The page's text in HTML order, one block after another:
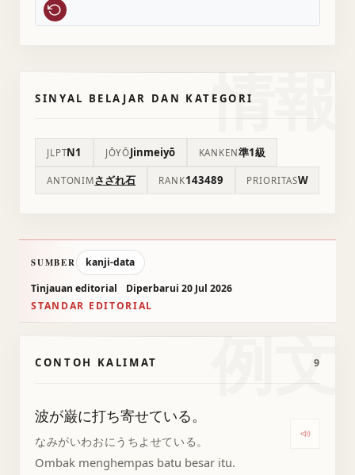
情報
SINYAL BELAJAR DAN KATEGORI
JLPTN1 JŌYŌJinmeiyō KANKEN準1級
ANTONIMさざれ石 RANK143489 PRIORITASW
SUMBER
kanji-data
Tinjauan editorial
Diperbarui 20 Jul 2026
STANDAR EDITORIAL
例文
CONTOH KALIMAT 9
波が巌に打ち寄せている。
なみがいわおにうちよせている。
Ombak menghempas batu besar itu.